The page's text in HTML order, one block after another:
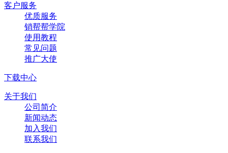
客户服务
优质服务
销帮帮学院
使用教程
常见问题
推广大使
下载中心
关于我们
公司简介
新闻动态
加入我们
联系我们